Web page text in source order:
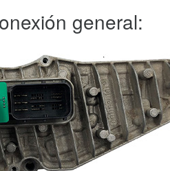
general: